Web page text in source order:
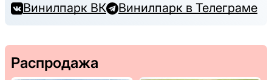
Винилпарк ВК Винилпарк в Телеграме
Распродажа